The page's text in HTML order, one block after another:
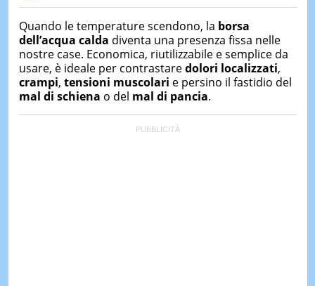
OGGI
LE
IERI
Ha conseguito un Master in Marketing Management
occupa della creazione di contenuti in ottica SEO e
dello sviluppo di strategie marketing attraverso
canali digitali.
Quando le temperature scendono, la borsa
dell’acqua calda diventa una presenza fissa nelle
nostre case. Economica, riutilizzabile e semplice da
usare, è ideale per contrastaredolori localizzati,
crampi, tensioni muscolari e persino il fastidio del
mal di schiena o del mal di pancia.